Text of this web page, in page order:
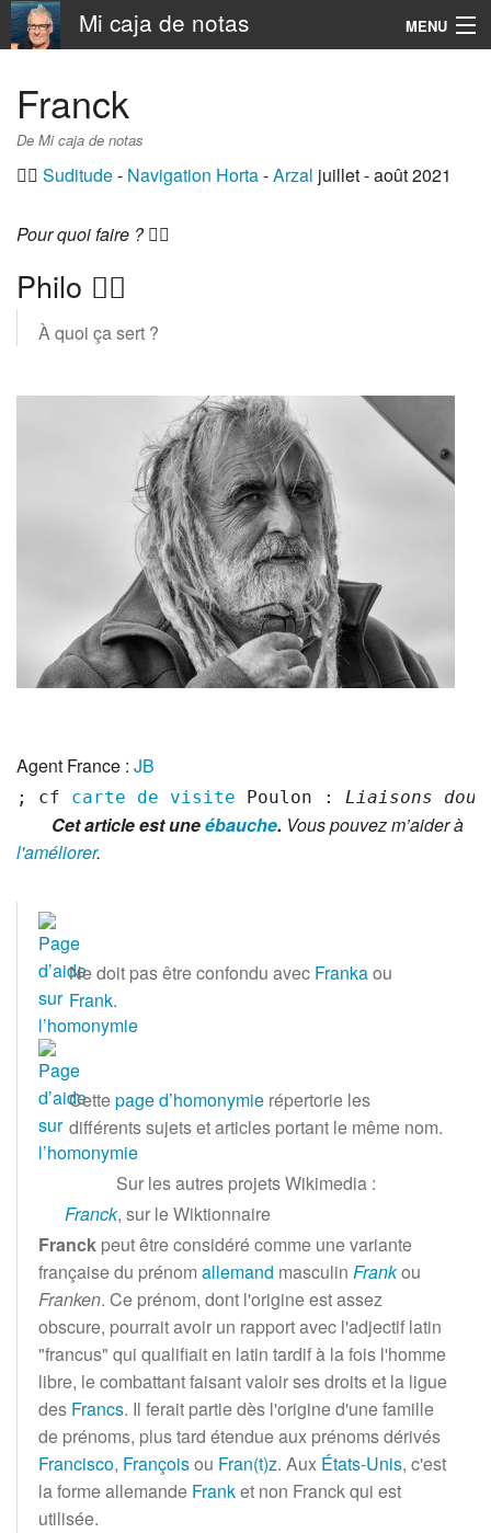
Mi caja de notas MENU
Franck
De Mi caja de notas
👨‍✈️ Suditude- Navigation Horta-Arzal juillet - août 2021
Pour quoi faire ?🏴‍☠️
Philo 🏴‍☠️
À quoi ça sert ?
Agent France : JB
; cf carte de visite Poulon : Liaisons
Cet article est uneébauche. Vous pouvez m’aider à
l'améliorer.
Ne doit pas être confondu avec Frankaou
Frank.
Cettepage d’homonymie répertorie les
différents sujets et articles portant le même nom.
Sur les autres projets Wikimedia :
Franck, sur leWiktionnaire
Franck peut être considéré comme une variante
française du prénom allemand masculin Frankou
Franken. Ce prénom, dont l'origine est assez
obscure, pourrait avoir un rapport avec l'adjectif latin
"francus" qui qualifiait en latin tardif à la fois l'homme
libre, le combattant faisant valoir ses droits et la ligue
des Francs. Il ferait partie dès l'origine d'une famille
de prénoms, plus tard étendue aux prénoms dérivés
Francisco, Françoisou Fran(t)z. Aux États-Unis, c'est
la forme allemande Franket non Franck qui est
utilisée.